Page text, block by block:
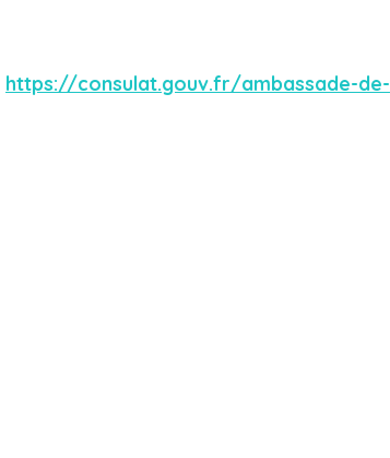
https://consulat.gouv.fr/ambassade-de-